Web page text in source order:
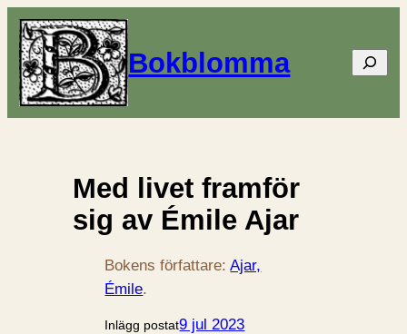
Bokblomma Sök
Med livet framför
sig av Émile Ajar
Bokens författare:Ajar,
Émile.
Inlägg postat9 jul 2023